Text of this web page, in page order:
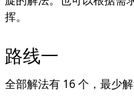
挥。
路线一
全部解法有 16 个，最少